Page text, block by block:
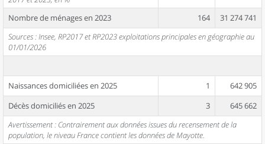
Nombre de ménages en 2023 164
31 274 741
Sources : Insee, RP2017 et RP2023 exploitations principales en géographie au
01/01/2026
Naissances domiciliées en 2025 1
642 905
Décès domiciliés en 2025
3
645 662
Avertissement : Contrairement aux données issues du recensement de la
population, le niveau France contient les données de Mayotte.